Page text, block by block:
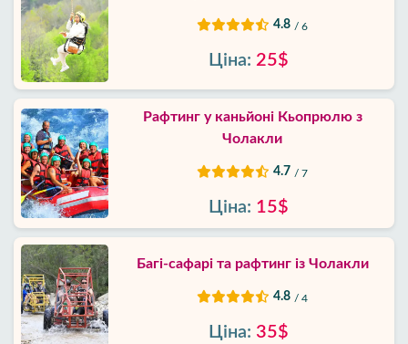
4.8 / 6
Ціна: 25$
Рафтинг у каньйоні Кьопрюлю з
Чолакли
4.7 / 7
Ціна: 15$
Багі-сафарі та рафтинг із Чолакли
4.8 / 4
Ціна: 35$